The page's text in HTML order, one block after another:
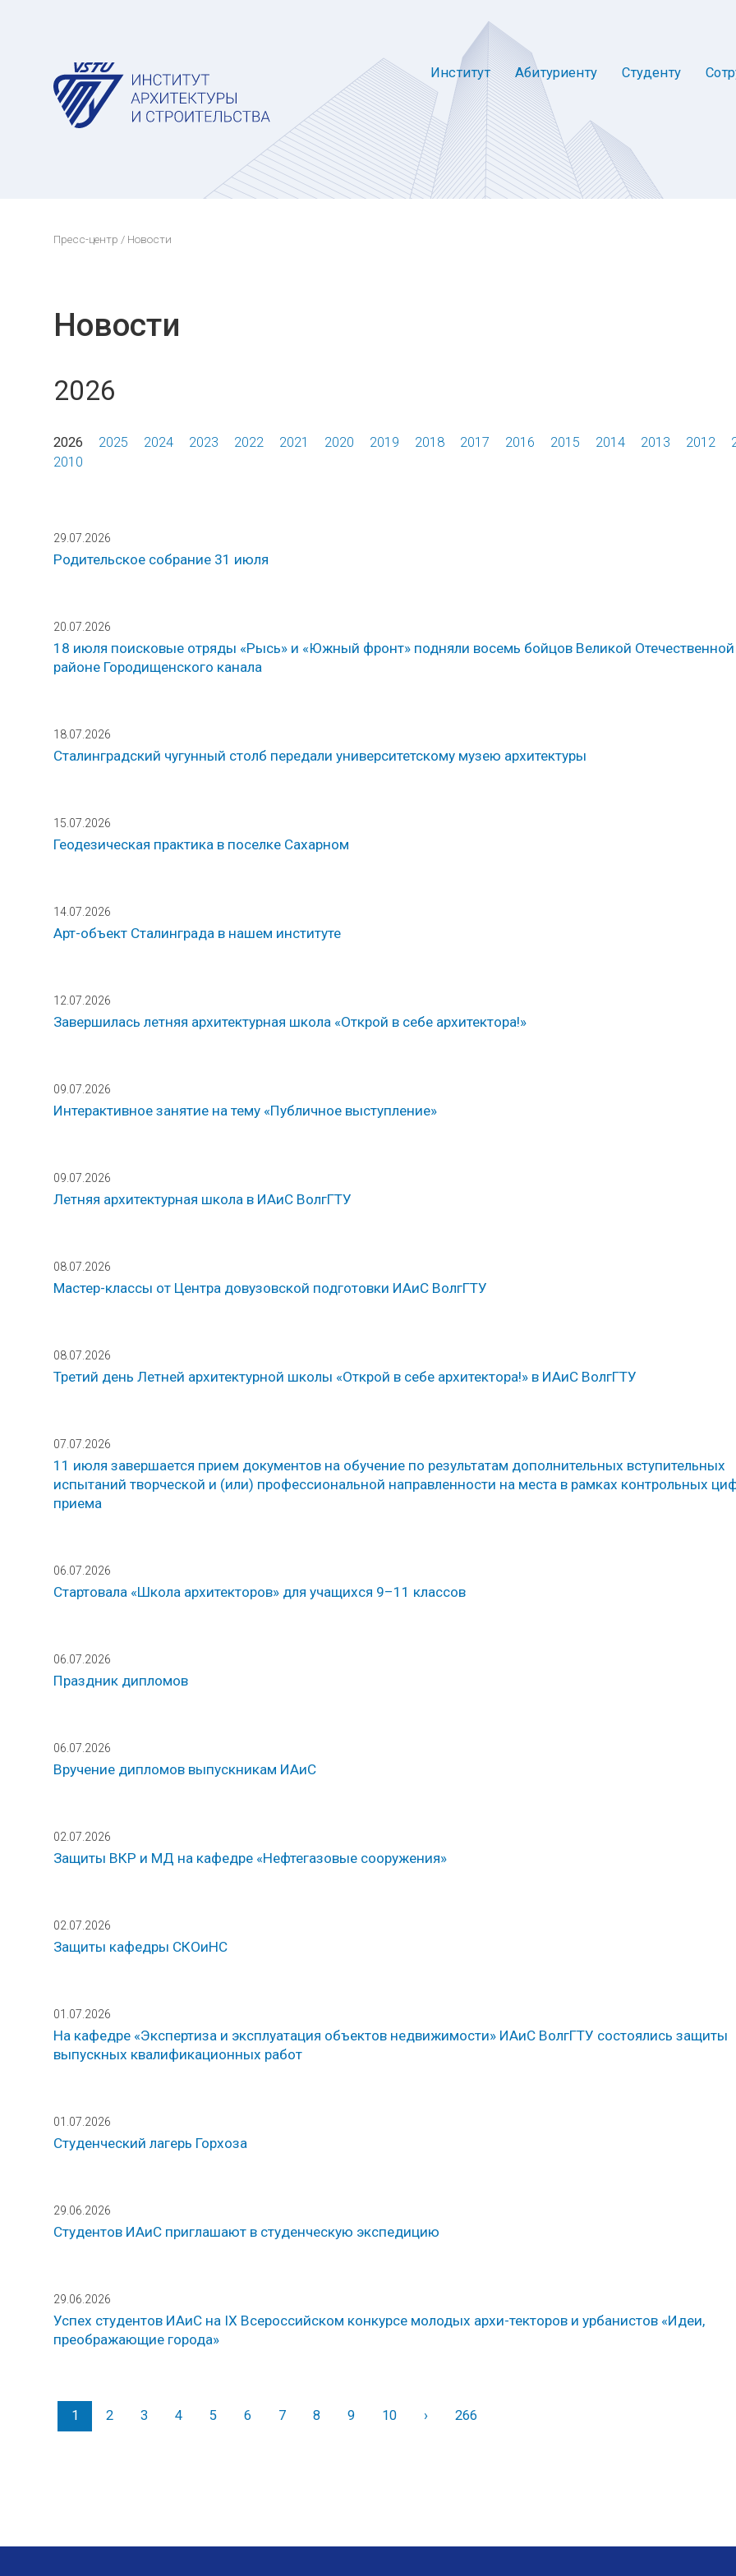
Институт Абитуриенту Студенту
Пресс-центр / Новости
Новости
2026
2026 2025 2024 2023 2022 2021 2020 2019 2018 2017 2016 2015 2014 2013 2012
2010
29.07.2026
Родительское собрание 31 июля
20.07.2026
18 июля поисковые отряды «Рысь» и «Южный фронт» подняли восемь бойцов Великой
районе Городищенского канала
18.07.2026
Сталинградский чугунный столб передали университетскому музею архитектуры
15.07.2026
Геодезическая практика в поселке Сахарном
14.07.2026
Арт-объект Сталинграда в нашем институте
12.07.2026
Завершилась летняя архитектурная школа «Открой в себе архитектора!»
09.07.2026
Интерактивное занятие на тему «Публичное выступление»
09.07.2026
Летняя архитектурная школа в ИАиС ВолгГТУ
08.07.2026
Мастер-классы от Центра довузовской подготовки ИАиС ВолгГТУ
08.07.2026
Третий день Летней архитектурной школы «Открой в себе архитектора!» в ИАиС ВолгГТУ
07.07.2026
11 июля завершается прием документов на обучение по результатам дополнительных вступительных
испытаний творческой и (или) профессиональной направленности на места в рамках контрольных
приема
06.07.2026
Стартовала «Школа архитекторов» для учащихся 9–11 классов
06.07.2026
Праздник дипломов
06.07.2026
Вручение дипломов выпускникам ИАиС
02.07.2026
Защиты ВКР и МД на кафедре «Нефтегазовые сооружения»
02.07.2026
Защиты кафедры СКОиНС
01.07.2026
На кафедре «Экспертиза и эксплуатация объектов недвижимости» ИАиС ВолгГТУ состоялись защиты
выпускных квалификационных работ
01.07.2026
Студенческий лагерь Горхоза
29.06.2026
Студентов ИАиС приглашают в студенческую экспедицию
29.06.2026
Успех студентов ИАиС на IX Всероссийском конкурсе молодых архи-текторов и урбанистов «Идеи,
преображающие города»
1 2 3 4 5 6 7 8 9 10 ›Вперед
266